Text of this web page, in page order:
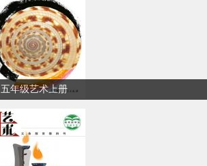
五年级艺术上册